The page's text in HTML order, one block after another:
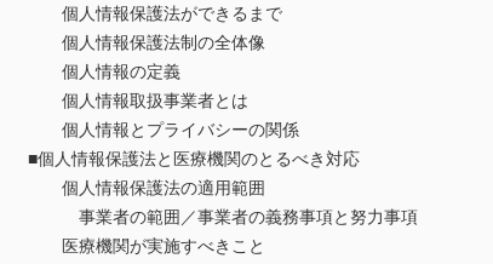
個人情報保護法ができるまで
個人情報保護法制の全体像
個人情報の定義
個人情報取扱事業者とは
個人情報とプライバシーの関係
■個人情報保護法と医療機関のとるべき対応
個人情報保護法の適用範囲
事業者の範囲／事業者の義務事項と努力事項
医療機関が実施すべきこと